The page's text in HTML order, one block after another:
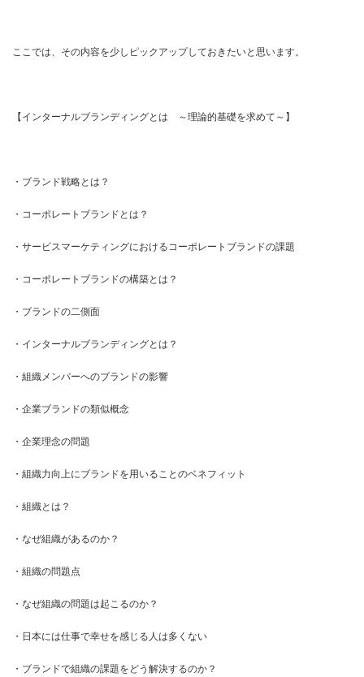
ここでは、その内容を少しピックアップしておきたいと思います。
【インターナルブランディングとは ～理論的基礎を求めて～】
・ブランド戦略とは？
・コーポレートブランドとは？
・サービスマーケティングにおけるコーポレートブランドの課題
・コーポレートブランドの構築とは？
・ブランドの二側面
・インターナルブランディングとは？
・組織メンバーへのブランドの影響
・企業ブランドの類似概念
・企業理念の問題
・組織力向上にブランドを用いることのベネフィット
・組織とは？
・なぜ組織があるのか？
・組織の問題点
・なぜ組織の問題は起こるのか？
・日本には仕事で幸せを感じる人は多くない
・ブランドで組織の課題をどう解決するのか？